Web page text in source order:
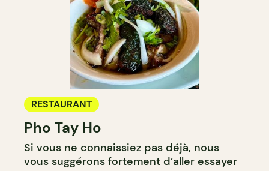
RESTAURANT
Pho Tay Ho
Si vous ne connaissiez pas déjà, nous
vous suggérons fortement d’aller essayer